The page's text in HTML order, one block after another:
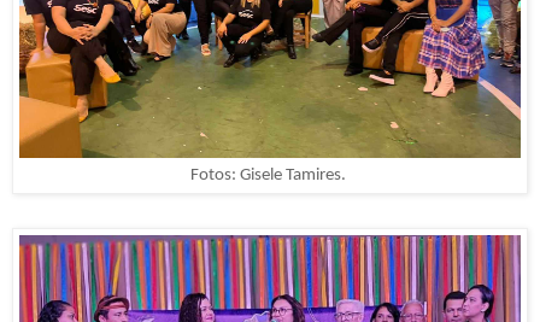
Fotos: Gisele Tamires.